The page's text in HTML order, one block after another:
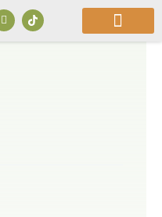
I
n
s
t